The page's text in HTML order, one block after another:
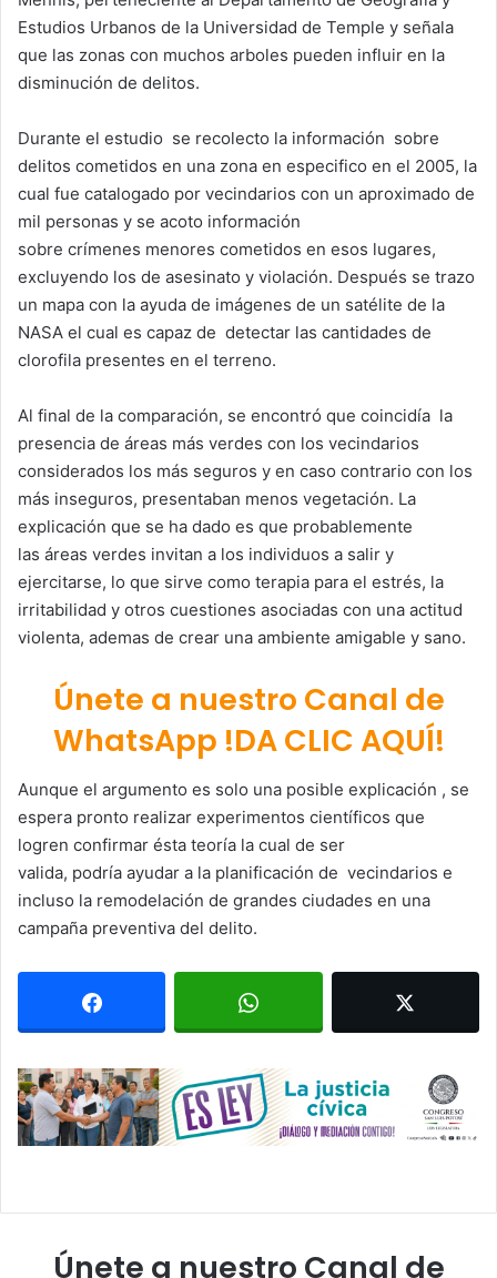
Estudios Urbanos de la Universidad de Temple y señala
que las zonas con muchos arboles pueden influir en la
disminución de delitos.
Durante el estudio se recolecto la información sobre
delitos cometidos en una zona en especifico en el 2005, la
cual fue catalogado por vecindarios con un aproximado de
mil personas y se acoto información
sobre crímenes menores cometidos en esos lugares,
excluyendo los de asesinato y violación. Después se trazo
un mapa con la ayuda de imágenes de un satélite de la
NASA el cual es capaz de detectar las cantidades de
clorofila presentes en el terreno.
Al final de la comparación, se encontró que coincidía la
presencia de áreas más verdes con los vecindarios
considerados los más seguros y en caso contrario con los
más inseguros, presentaban menos vegetación. La
explicación que se ha dado es que probablemente
las áreas verdes invitan a los individuos a salir y
ejercitarse, lo que sirve como terapia para el estrés, la
irritabilidad y otros cuestiones asociadas con una actitud
violenta, ademas de crear una ambiente amigable y sano.
Únete a nuestro Canal de
WhatsApp !DA CLIC AQUÍ!
Aunque el argumento es solo una posible explicación , se
espera pronto realizar experimentos científicos que
logren confirmar ésta teoría la cual de ser
valida, podría ayudar a la planificación de vecindarios e
incluso la remodelación de grandes ciudades en una
campaña preventiva del delito.
Únete a nuestro Canal de